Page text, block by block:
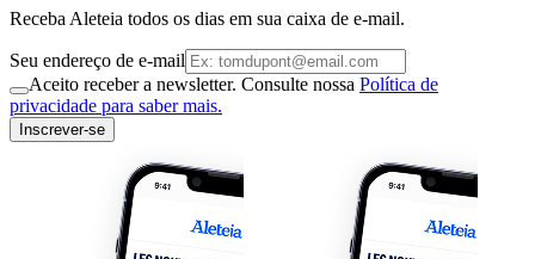
Receba Aleteia todos os dias em sua caixa de e-mail.
Seu endereço de e-mail
Aceito receber a newsletter. Consulte nossa Política de
privacidade para saber mais.
Inscrever-se